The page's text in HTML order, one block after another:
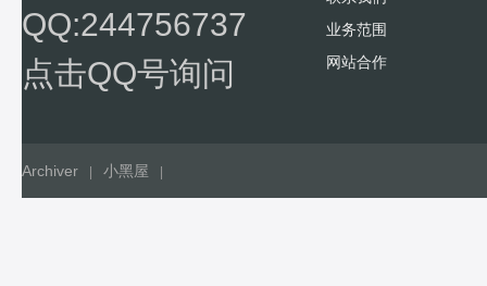
QQ:244756737
点击QQ号询问
业务范围
网站合作
Archiver 小黑屋